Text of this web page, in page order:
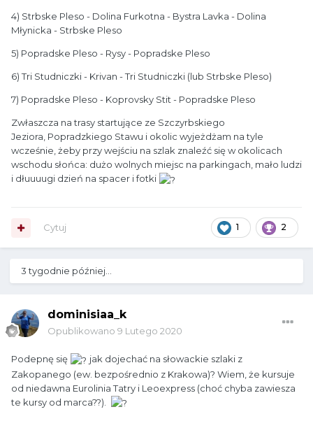
4) Strbske Pleso - Dolina Furkotna - Bystra Lavka - Dolina
Młynicka - Strbske Pleso
5) Popradske Pleso - Rysy - Popradske Pleso
6) Tri Studniczki - Krivan - Tri Studniczki (lub Strbske Pleso)
7) Popradske Pleso - Koprovsky Stit - Popradske Pleso
Zwłaszcza na trasy startujące ze Szczyrbskiego
Jeziora, Popradzkiego Stawu i okolic wyjeżdżam na tyle
wcześnie, żeby przy wejściu na szlak znaleźć się w okolicach
wschodu słońca: dużo wolnych miejsc na parkingach, mało ludzi
i dłuuuugi dzień na spacer i fotki
1 2
Cytuj
3 tygodnie później...
dominisiaa_k
Opublikowano 9 Lutego 2020
Podepnę się
jak dojechać na słowackie szlaki z
Zakopanego (ew. bezpośrednio z Krakowa)? Wiem, że kursuje
od niedawna Eurolinia Tatry i Leoexpress (choć chyba zawiesza
te kursy od marca??).